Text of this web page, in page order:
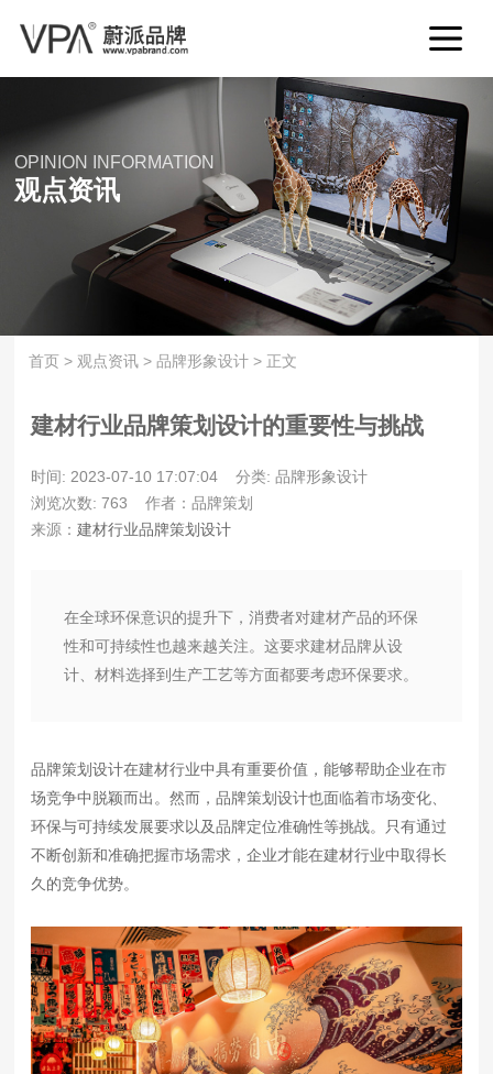
OPINION INFORMATION
观点资讯
首页 > 观点资讯 >品牌形象设计 > 正文
建材行业品牌策划设计的重要性与挑战
时间: 2023-07-10 17:07:04
分类: 品牌形象设计
浏览次数: 763
作者：品牌策划
来源：建材行业品牌策划设计
在全球环保意识的提升下，消费者对建材产品的环保
性和可持续性也越来越关注。这要求建材品牌从设
计、材料选择到生产工艺等方面都要考虑环保要求。
品牌策划设计在建材行业中具有重要价值，能够帮助企业在市
场竞争中脱颖而出。然而，品牌策划设计也面临着市场变化、
环保与可持续发展要求以及品牌定位准确性等挑战。只有通过
不断创新和准确把握市场需求，企业才能在建材行业中取得长
久的竞争优势。